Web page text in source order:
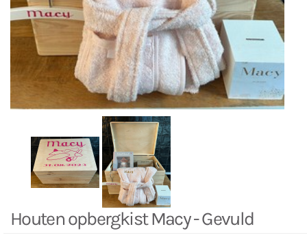
Houten opbergkist Macy - Gevuld